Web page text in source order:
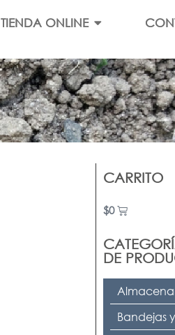
TIENDA ONLINE
CARRITO
$0
DE
Bandejas